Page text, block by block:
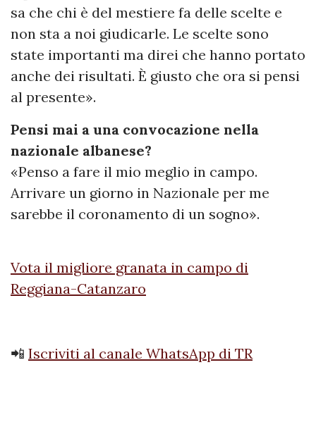
sa che chi è del mestiere fa delle scelte e
non sta a noi giudicarle. Le scelte sono
state importanti ma direi che hanno portato
anche dei risultati. È giusto che ora si pensi
al presente».
Pensi mai a una convocazione nella
nazionale albanese?
«Penso a fare il mio meglio in campo.
Arrivare un giorno in Nazionale per me
sarebbe il coronamento di un sogno».
Vota il migliore granata in campo di
Reggiana-Catanzaro
📲 Iscriviti al canale WhatsApp di TR